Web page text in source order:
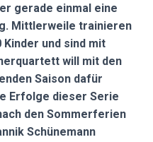
gerade einmal eine
Mittlerweile trainieren
und sind mit
will mit den
Saison dafür
Erfolge dieser Serie
den Sommerferien
Schünemann